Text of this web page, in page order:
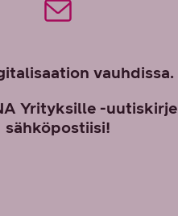
vauhdissa.
Yrityksille -uutiskirje
sähköpostiisi!